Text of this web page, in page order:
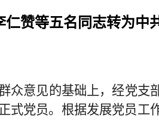
仁赞等五名同志转为中
众意见的基础上，经党支
式党员。根据发展党员工